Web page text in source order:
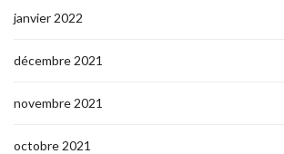
janvier 2022
décembre 2021
novembre 2021
octobre 2021